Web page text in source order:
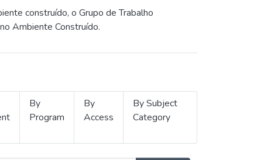
construído, o Grupo de Trabalho
Ambiente Construído.
By
Program
By
Access
By Subject
Category